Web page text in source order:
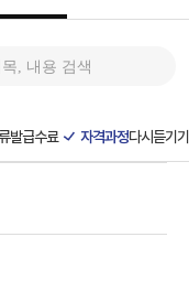
발급수료 자격과정다시듣기